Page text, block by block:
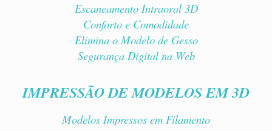
Escaneamento Intraoral 3D
Conforto e Comodidade
Elimina o Modelo de Gesso
Segurança Digital na Web
IMPRESSÃO DE MODELOS EM 3D
Modelos Impressos em Filamento